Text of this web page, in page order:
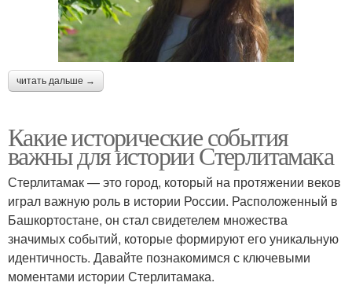
читать дальше →
Какие исторические события
важны для истории Стерлитамака
Стерлитамак — это город, который на протяжении веков
играл важную роль в истории России. Расположенный в
Башкортостане, он стал свидетелем множества
значимых событий, которые формируют его уникальную
идентичность. Давайте познакомимся с ключевыми
моментами истории Стерлитамака.